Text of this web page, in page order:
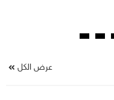
عرض الكل